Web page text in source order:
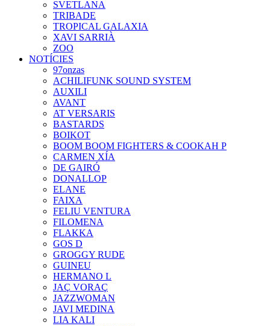
SVETLANA
TRIBADE
TROPICAL GALAXIA
XAVI SARRIÀ
ZOO
NOTÍCIES
97onzas
ACHILIFUNK SOUND SYSTEM
AUXILI
AVANT
AT VERSARIS
BASTARDS
BOIKOT
BOOM BOOM FIGHTERS & COOKAH P
CARMEN XÍA
DE GAIRÓ
DONALLOP
ELANE
FAIXA
FELIU VENTURA
FILOMENA
FLAKKA
GOS D
GROGGY RUDE
GUINEU
HERMANO L
JAÇ VORAÇ
JAZZWOMAN
JAVI MEDINA
LIA KALI